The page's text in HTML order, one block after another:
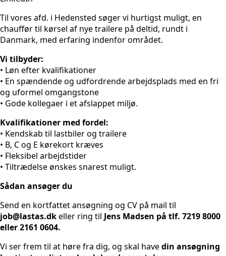
Til vores afd. i Hedensted søger vi hurtigst muligt, en
chauffør til kørsel af nye trailere på deltid, rundt i
Danmark, med erfaring indenfor området.
Vi tilbyder:
• Løn efter kvalifikationer
• En spændende og udfordrende arbejdsplads med en fri
og uformel omgangstone
• Gode kollegaer i et afslappet miljø.
Kvalifikationer med fordel:
• Kendskab til lastbiler og trailere
• B, C og E kørekort kræves
• Fleksibel arbejdstider
• Tiltrædelse ønskes snarest muligt.
Sådan ansøger du
Send en kortfattet ansøgning og CV på mail til
job@lastas.dkeller ring til Jens Madsen på tlf. 7219 8000
eller 2161 0604.
Vi ser frem til at høre fra dig, og skal havedin ansøgning